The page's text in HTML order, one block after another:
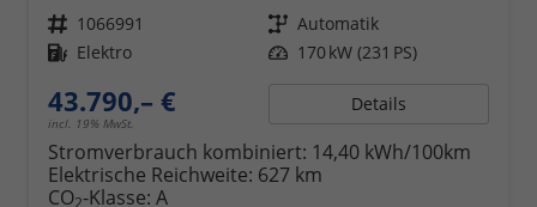
Fahrzeugnr. 1066991 Getriebe Automatik
Kraftstoff Elektro Leistung 170 kW (231 PS)
43.790,– €
incl. 19% MwSt.
Details
Stromverbrauch kombiniert: 14,40 kWh/100km
Elektrische Reichweite: 627 km
CO -Klasse: A